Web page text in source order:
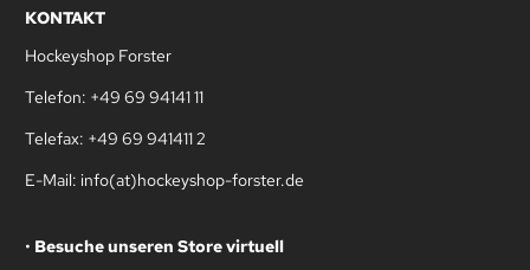
KONTAKT
Hockeyshop Forster
Telefon: +49 69 94141 11
Telefax: +49 69 941411 2
E-Mail: info(at)hockeyshop-forster.de
• Besuche unseren Store virtuell